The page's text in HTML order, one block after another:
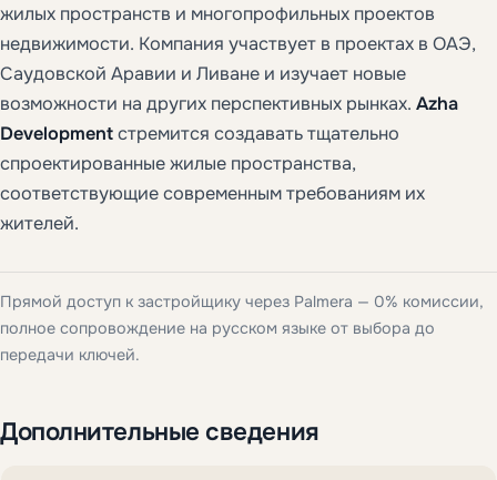
жилых пространств и многопрофильных проектов
недвижимости. Компания участвует в проектах в ОАЭ,
Саудовской Аравии и Ливане и изучает новые
возможности на других перспективных рынках. Azha
Developmentстремится создавать тщательно
спроектированные жилые пространства,
соответствующие современным требованиям их
жителей.
Прямой доступ к застройщику через Palmera — 0% комиссии,
полное сопровождение на русском языке от выбора до
передачи ключей.
Дополнительные сведения